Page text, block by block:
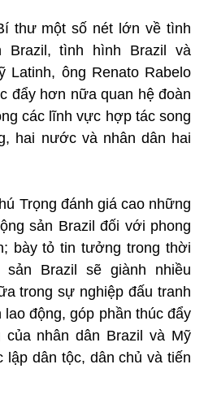
thư một số nét lớn về tình
Brazil, tình hình Brazil và
Latinh, ông Renato Rabelo
đẩy hơn nữa quan hệ đoàn
các lĩnh vực hợp tác song
hai nước và nhân dân hai
Trọng đánh giá cao những
sản Brazil đối với phong
bày tỏ tin tưởng trong thời
Brazil sẽ giành nhiều
trong sự nghiệp đấu tranh
động, góp phần thúc đẩy
của nhân dân Brazil và Mỹ
lập dân tộc, dân chủ và tiến